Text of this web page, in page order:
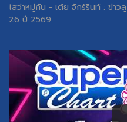
ไสว่าหมู่กัน - เต้ย จักร์รินท์ : ข่าว
26 ปี 2569